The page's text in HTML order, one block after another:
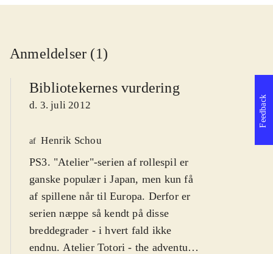
Anmeldelser (1)
Bibliotekernes vurdering
d. 3. juli 2012
af Henrik Schou
PS3. "Atelier"-serien af rollespil er
ganske populær i Japan, men kun få
af spillene når til Europa. Derfor er
serien næppe så kendt på disse
breddegrader - i hvert fald ikke
endnu. Atelier Totori - the adventurer
Feedback